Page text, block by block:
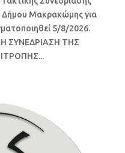
Δήμου Μακρακώμης για
5/8/2026.
ΣΥΝΕΔΡΙΑΣΗ ΤΗΣ